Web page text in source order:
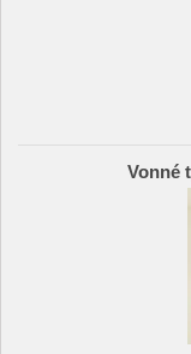
Vonné